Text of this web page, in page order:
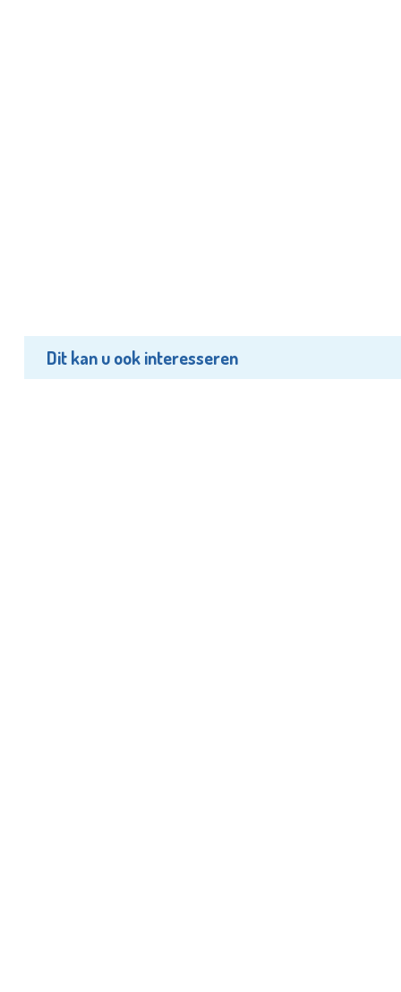
Dit kan u ook interesseren